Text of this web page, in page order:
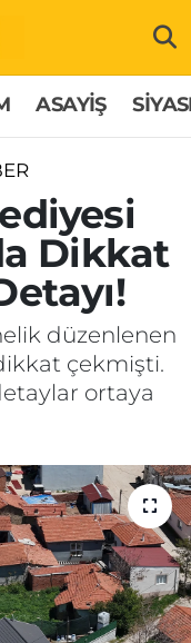
ASAYİŞ
Dikkat
düzenlenen
çekmişti.
ortaya
Haritası
Fikstür